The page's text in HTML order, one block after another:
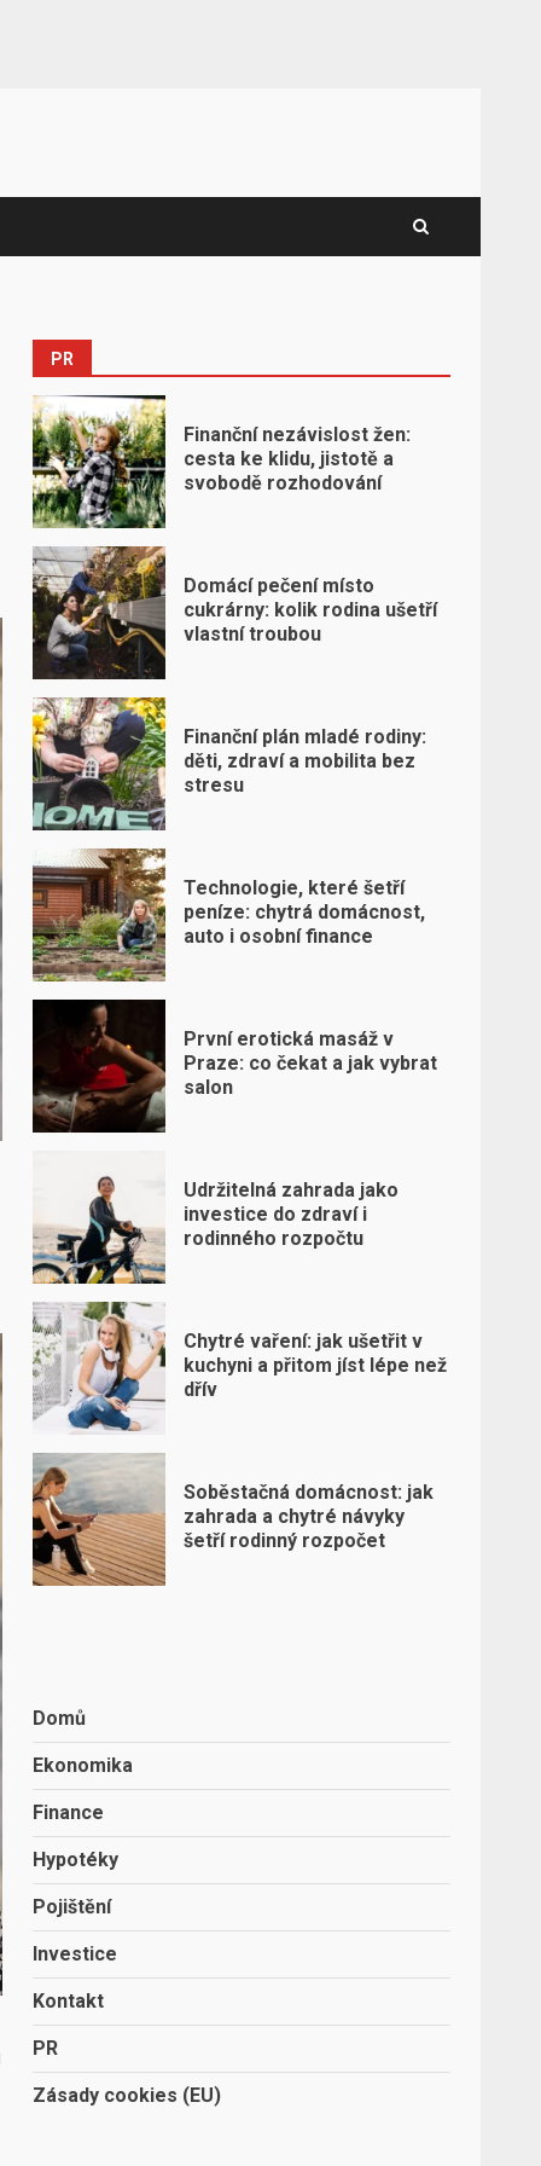
PR
Finanční nezávislost žen:
cesta ke klidu, jistotě a
svobodě rozhodování
Domácí pečení místo
cukrárny: kolik rodina ušetří
vlastní troubou
Finanční plán mladé rodiny:
děti, zdraví a mobilita bez
stresu
Technologie, které šetří
peníze: chytrá domácnost,
auto i osobní finance
První erotická masáž v
Praze: co čekat a jak vybrat
salon
Udržitelná zahrada jako
investice do zdraví i
rodinného rozpočtu
Chytré vaření: jak ušetřit v
kuchyni a přitom jíst lépe než
dřív
Soběstačná domácnost: jak
zahrada a chytré návyky
šetří rodinný rozpočet
Domů
Ekonomika
Finance
Hypotéky
Pojištění
Investice
Kontakt
PR
Zásady cookies (EU)